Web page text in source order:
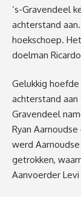
’s-Gravendeel
achterstand
hoekschoep.
doelman
Gelukkig
achterstand aan
Gravendeel
Ryan
werd Aarnoudse
getrokken,
Aanvoerder